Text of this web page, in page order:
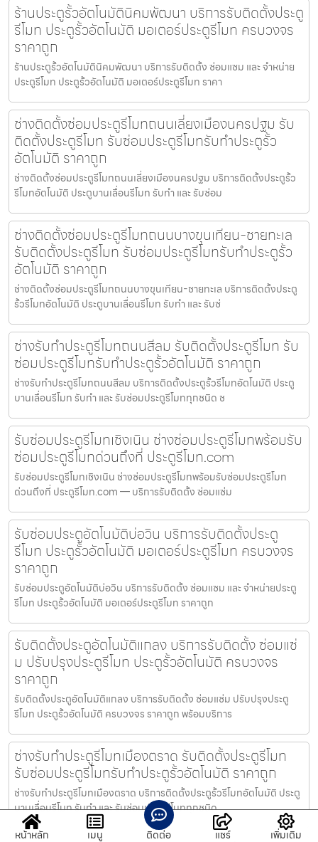
ร้านประตูรั้วอัตโนมัตินิคมพัฒนา บริการรับติดตั้งประตู
รีโมท ประตูรั้วอัตโนมัติ มอเตอร์ประตูรีโมท ครบวงจร
ราคาถูก
ร้านประตูรั้วอัตโนมัตินิคมพัฒนา บริการรับติดตั้ง ซ่อมแซม และ จำหน่าย
ประตูรีโมท ประตูรั้วอัตโนมัติ มอเตอร์ประตูรีโมท ราคา
ช่างติดตั้งซ่อมประตูรีโมทถนนเลี่ยงเมืองนครปฐม รับ
ติดตั้งประตูรีโมท รับซ่อมประตูรีโมทรับทำประตูรั้ว
อัตโนมัติ ราคาถูก
ช่างติดตั้งซ่อมประตูรีโมทถนนเลี่ยงเมืองนครปฐม บริการติดตั้งประตูรั้ว
รีโมทอัตโนมัติ ประตูบานเลื่อนรีโมท รับทำ และ รับซ่อม
ช่างติดตั้งซ่อมประตูรีโมทถนนบางขุนเทียน-ชายทะเล
รับติดตั้งประตูรีโมท รับซ่อมประตูรีโมทรับทำประตูรั้ว
อัตโนมัติ ราคาถูก
ช่างติดตั้งซ่อมประตูรีโมทถนนบางขุนเทียน-ชายทะเล บริการติดตั้งประตู
รั้วรีโมทอัตโนมัติ ประตูบานเลื่อนรีโมท รับทำ และ รับซ่
ช่างรับทำประตูรีโมทถนนสีลม รับติดตั้งประตูรีโมท รับ
ซ่อมประตูรีโมทรับทำประตูรั้วอัตโนมัติ ราคาถูก
ช่างรับทำประตูรีโมทถนนสีลม บริการติดตั้งประตูรั้วรีโมทอัตโนมัติ ประตู
บานเลื่อนรีโมท รับทำ และ รับซ่อมประตูรีโมททุกชนิด ช
รับซ่อมประตูรีโมทเชิงเนิน ช่างซ่อมประตูรีโมทพร้อมรับ
ซ่อมประตูรีโมทด่วนถึงที่ ประตูรีโมท.com
รับซ่อมประตูรีโมทเชิงเนิน ช่างซ่อมประตูรีโมทพร้อมรับซ่อมประตูรีโมท
ด่วนถึงที่ ประตูรีโมท.com — บริการรับติดตั้ง ซ่อมแซ่ม
รับซ่อมประตูอัตโนมัติบ่อวิน บริการรับติดตั้งประตู
รีโมท ประตูรั้วอัตโนมัติ มอเตอร์ประตูรีโมท ครบวงจร
ราคาถูก
รับซ่อมประตูอัตโนมัติบ่อวิน บริการรับติดตั้ง ซ่อมแซม และ จำหน่ายประตู
รีโมท ประตูรั้วอัตโนมัติ มอเตอร์ประตูรีโมท ราคาถูก
รับติดตั้งประตูอัตโนมัติแกลง บริการรับติดตั้ง ซ่อมแซ่
ม ปรับปรุงประตูรีโมท ประตูรั้วอัตโนมัติ ครบวงจร
ราคาถูก
รับติดตั้งประตูอัตโนมัติแกลง บริการรับติดตั้ง ซ่อมแซ่ม ปรับปรุงประตู
รีโมท ประตูรั้วอัตโนมัติ ครบวงจร ราคาถูก พร้อมบริการ
ช่างรับทำประตูรีโมทเมืองตราด รับติดตั้งประตูรีโมท
รับซ่อมประตูรีโมทรับทำประตูรั้วอัตโนมัติ ราคาถูก
ช่างรับทำประตูรีโมทเมืองตราด บริการติดตั้งประตูรั้วรีโมทอัตโนมัติ ประตู
บานเลื่อนรีโมท รับทำ และ รับซ่อมประตูรีโมททุกชนิด
หน้าหลัก เมนู ติดต่อ แชร์ เพิ่มเติม